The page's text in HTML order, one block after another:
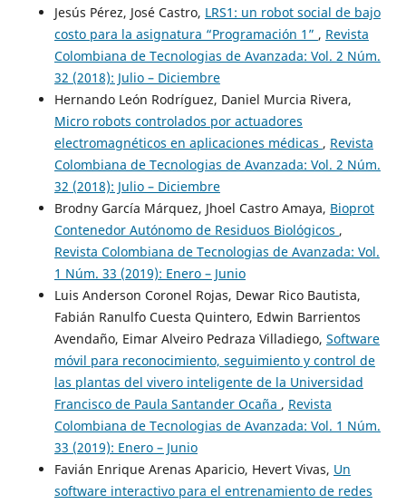
Jesús Pérez, José Castro, LRS1: un robot social de bajo
costo para la asignatura “Programación 1” , Revista
Colombiana de Tecnologias de Avanzada: Vol. 2 Núm.
32 (2018): Julio – Diciembre
Hernando León Rodríguez, Daniel Murcia Rivera,
Micro robots controlados por actuadores
electromagnéticos en aplicaciones médicas , Revista
Colombiana de Tecnologias de Avanzada: Vol. 2 Núm.
32 (2018): Julio – Diciembre
Brodny García Márquez, Jhoel Castro Amaya, Bioprot
Contenedor Autónomo de Residuos Biológicos ,
Revista Colombiana de Tecnologias de Avanzada: Vol.
1 Núm. 33 (2019): Enero – Junio
Luis Anderson Coronel Rojas, Dewar Rico Bautista,
Fabián Ranulfo Cuesta Quintero, Edwin Barrientos
Avendaño, Eimar Alveiro Pedraza Villadiego, Software
móvil para reconocimiento, seguimiento y control de
las plantas del vivero inteligente de la Universidad
Francisco de Paula Santander Ocaña , Revista
Colombiana de Tecnologias de Avanzada: Vol. 1 Núm.
33 (2019): Enero – Junio
Favián Enrique Arenas Aparicio, Hevert Vivas, Un
software interactivo para el entrenamiento de redes